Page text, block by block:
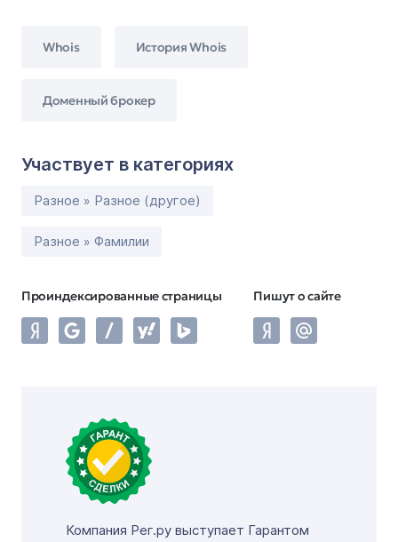
Whois История Whois
Доменный брокер
Участвует в категориях
Разное » Разное (другое)
Разное » Фамилии
Проиндексированные страницы Пишут о сайте
Компания Рег.ру выступает Гарантом